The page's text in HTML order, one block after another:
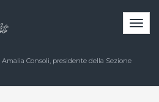
Amalia Consoli, presidente della Sezione